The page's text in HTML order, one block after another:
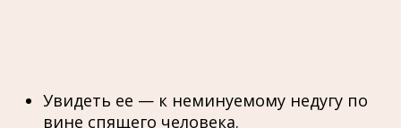
Увидеть ее — к неминуемому недугу по
вине спящего человека.